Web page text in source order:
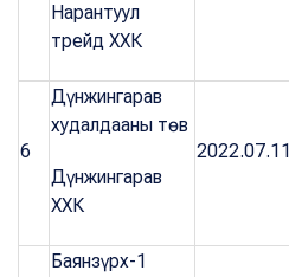
Нарантуул
трейд ХХК
6
Дүнжингарав
худалдааны төв
Дүнжингарав
ХХК
2022.07.11
Баянзүрх-1